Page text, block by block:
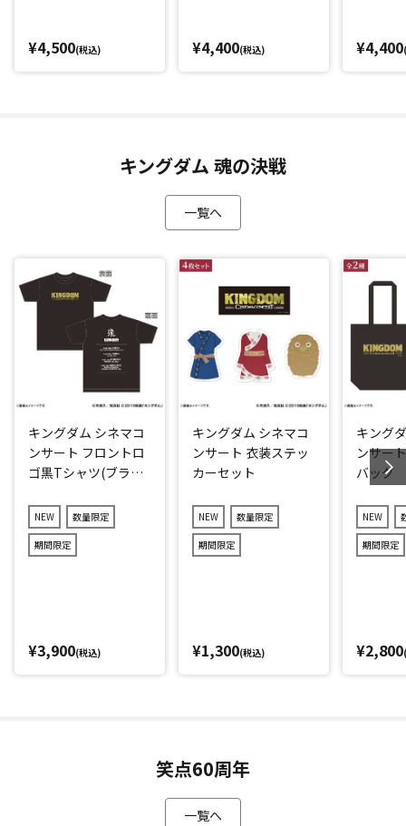
¥4,500(税込) ¥4,400(税込) ¥4,400
キングダム 魂の決戦
一覧へ
キングダム シネマコ
ンサート フロントロ
ゴ黒Tシャツ(ブラッ
NEW 数量限定
期間限定
¥3,900(税込)
キングダム シネマコ
ンサート 衣装ステッ
カーセット
NEW 数量限定
期間限定
¥1,300(税込)
キング
ンサー
バッグ
NEW
期間限定
¥2,800
笑点60周年
一覧へ